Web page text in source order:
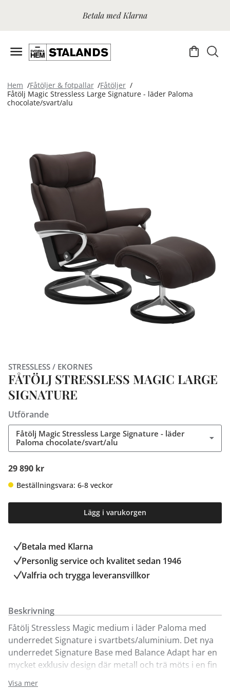
Betala med Klarna
Hem Fåtöljer & fotpallar
Fåtöljer
Fåtölj Magic Stressless Large Signature - läder Paloma
chocolate/svart/alu
STRESSLESS / EKORNES
FÅTÖLJ STRESSLESS MAGIC LARGE
SIGNATURE
Utförande
Fåtölj Magic Stressless Large Signature - läder
Paloma chocolate/svart/alu
29 890 kr
Beställningsvara: 6-8 veckor
Lägg i varukorgen
Betala med Klarna
Personlig service och kvalitet sedan 1946
Valfria och trygga leveransvillkor
Beskrivning
Fåtölj Stressless Magic medium i läder Paloma med
underredet Signature i svartbets/aluminium. Det nya
underredet Signature Base med Balance Adapt har en
mycket exklusiv design där metall och trä möts i en fin
Visa mer